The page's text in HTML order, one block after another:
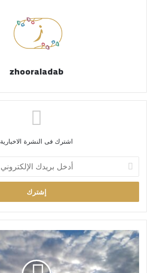
zhooraladab
اشترك فى النشرة الاخبارية
خ
ب
ر
د
ك
ا